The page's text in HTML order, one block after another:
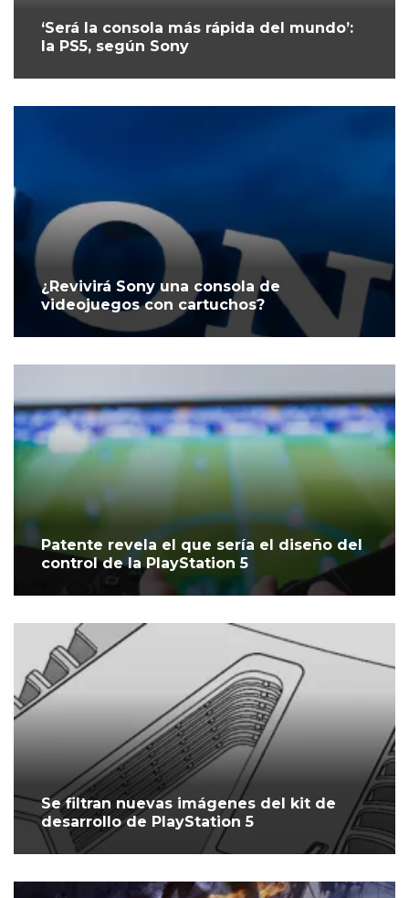
‘Será la consola más rápida del mundo’:
la PS5, según Sony
¿Revivirá Sony una consola de
videojuegos con cartuchos?
Patente revela el que sería el diseño del
control de la PlayStation 5
Se filtran nuevas imágenes del kit de
desarrollo de PlayStation 5